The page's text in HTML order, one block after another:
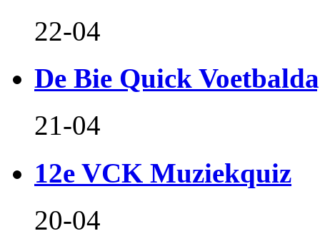
22-04
De Bie Quick
21-04
12e VCK Muziekquiz
20-04